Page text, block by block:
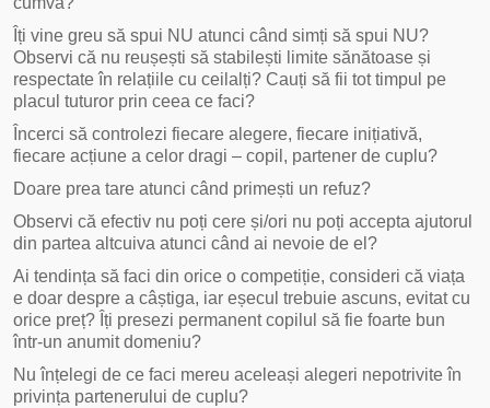
Îți vine greu să spui NU atunci când simți să spui NU?
Observi că nu reușești să stabilești limite sănătoase și
respectate în relațiile cu ceilalți? Cauți să fii tot timpul pe
placul tuturor prin ceea ce faci?
Încerci să controlezi fiecare alegere, fiecare inițiativă,
fiecare acțiune a celor dragi – copil, partener de cuplu?
Doare prea tare atunci când primești un refuz?
Observi că efectiv nu poți cere și/ori nu poți accepta ajutorul
din partea altcuiva atunci când ai nevoie de el?
Ai tendința să faci din orice o competiție, consideri că viața
e doar despre a câștiga, iar eșecul trebuie ascuns, evitat cu
orice preț? Îți presezi permanent copilul să fie foarte bun
într-un anumit domeniu?
Nu înțelegi de ce faci mereu aceleași alegeri nepotrivite în
privința partenerului de cuplu?